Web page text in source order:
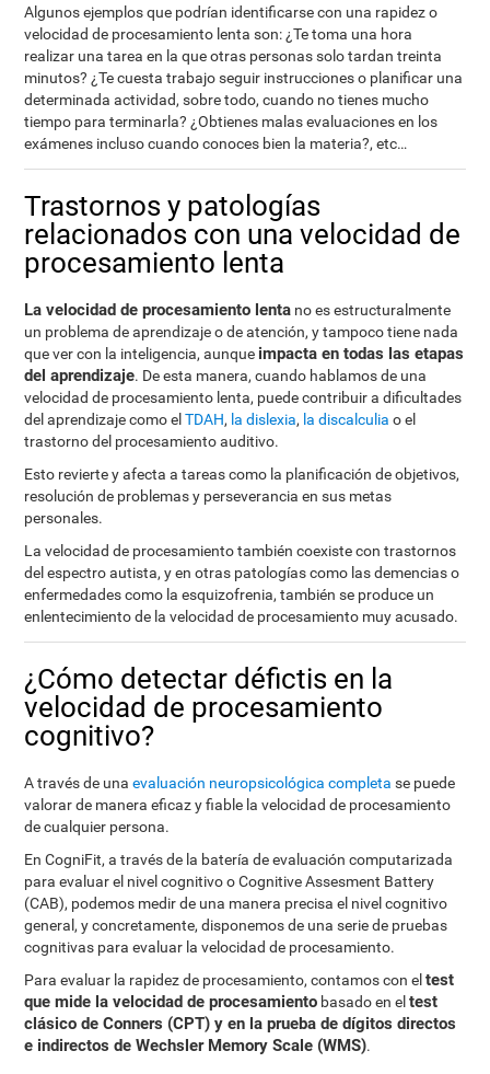
Algunos ejemplos que podrían identificarse con una rapidez o
velocidad de procesamiento lenta son: ¿Te toma una hora
realizar una tarea en la que otras personas solo tardan treinta
minutos? ¿Te cuesta trabajo seguir instrucciones o planificar una
determinada actividad, sobre todo, cuando no tienes mucho
tiempo para terminarla? ¿Obtienes malas evaluaciones en los
exámenes incluso cuando conoces bien la materia?, etc…
Trastornos y patologías
relacionados con una velocidad de
procesamiento lenta
La velocidad de procesamiento lenta no es estructuralmente
un problema de aprendizaje o de atención, y tampoco tiene nada
que ver con la inteligencia, aunque impacta en todas las etapas
del aprendizaje. De esta manera, cuando hablamos de una
velocidad de procesamiento lenta, puede contribuir a dificultades
del aprendizaje como elTDAH, la dislexia, la discalculia o el
trastorno del procesamiento auditivo.
Esto revierte y afecta a tareas como la planificación de objetivos,
resolución de problemas y perseverancia en sus metas
personales.
La velocidad de procesamiento también coexiste con trastornos
del espectro autista, y en otras patologías como las demencias o
enfermedades como la esquizofrenia, también se produce un
enlentecimiento de la velocidad de procesamiento muy acusado.
¿Cómo detectar défictis en la
velocidad de procesamiento
cognitivo?
A través de unaevaluación neuropsicológica completa se puede
valorar de manera eficaz y fiable la velocidad de procesamiento
de cualquier persona.
En CogniFit, a través de la batería de evaluación computarizada
para evaluar el nivel cognitivo o Cognitive Assesment Battery
(CAB), podemos medir de una manera precisa el nivel cognitivo
general, y concretamente, disponemos de una serie de pruebas
cognitivas para evaluar la velocidad de procesamiento.
Para evaluar la rapidez de procesamiento, contamos con eltest
que mide la velocidad de procesamiento basado en eltest
clásico de Conners (CPT) y en la prueba de dígitos directos
e indirectos de Wechsler Memory Scale (WMS).